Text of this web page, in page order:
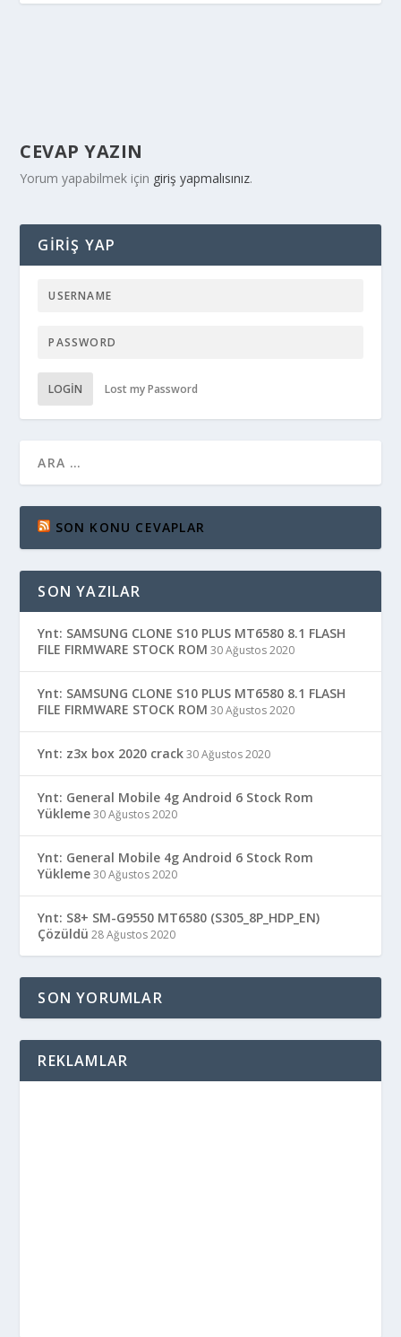
CEVAP YAZIN
Yorum yapabilmek için giriş yapmalısınız.
GIRIŞ YAP
LOGIN Lost my Password
SON KONU CEVAPLAR
SON YAZILAR
Ynt: SAMSUNG CLONE S10 PLUS MT6580 8.1 FLASH
FILE FIRMWARE STOCK ROM 30 Ağustos 2020
Ynt: SAMSUNG CLONE S10 PLUS MT6580 8.1 FLASH
FILE FIRMWARE STOCK ROM 30 Ağustos 2020
Ynt: z3x box 2020 crack 30 Ağustos 2020
Ynt: General Mobile 4g Android 6 Stock Rom
Yükleme 30 Ağustos 2020
Ynt: General Mobile 4g Android 6 Stock Rom
Yükleme 30 Ağustos 2020
Ynt: S8+ SM-G9550 MT6580 (S305_8P_HDP_EN)
Çözüldü 28 Ağustos 2020
SON YORUMLAR
REKLAMLAR